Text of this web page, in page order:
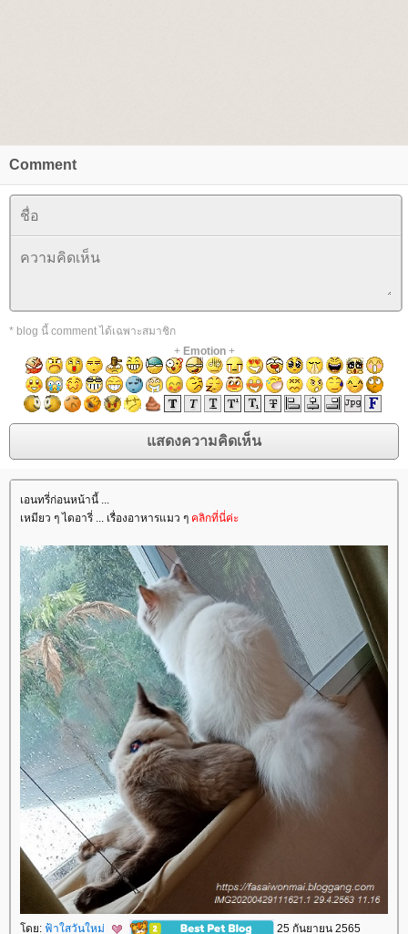
Comment
* blog นี้ comment ได้เฉพาะสมาชิก
+ Emotion+
เอนทรี่ก่อนหน้านี้ ...
เหมียว ๆ ไดอารี่ ... เรื่องอาหารแมว ๆ คลิกที่นี่ค่ะ
ดย: ฟ้าใสวันใหม่ 25 กันยายน 2565